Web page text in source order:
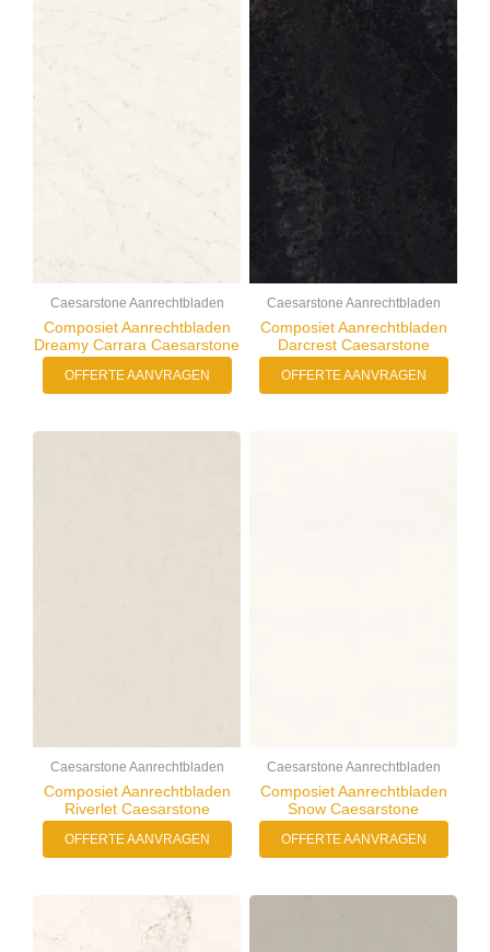
Caesarstone Aanrechtbladen
Composiet Aanrechtbladen
Dreamy Carrara Caesarstone
OFFERTE AANVRAGEN
Caesarstone Aanrechtbladen
Composiet Aanrechtbladen
Darcrest Caesarstone
OFFERTE AANVRAGEN
Caesarstone Aanrechtbladen
Composiet Aanrechtbladen
Riverlet Caesarstone
OFFERTE AANVRAGEN
Caesarstone Aanrechtbladen
Composiet Aanrechtbladen
Snow Caesarstone
OFFERTE AANVRAGEN